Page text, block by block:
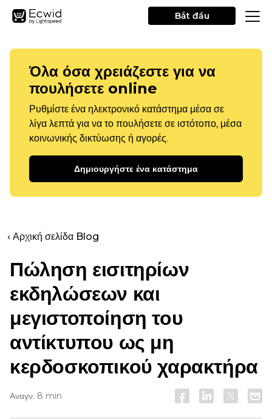
Bắt đầu
Όλα όσα χρειάζεστε για να
πουλήσετε online
Ρυθμίστε ένα ηλεκτρονικό κατάστημα μέσα σε
λίγα λεπτά για να το πουλήσετε σε ιστότοπο, μέσα
κοινωνικής δικτύωσης ή αγορές.
Δημιουργήστε ένα κατάστημα
‹ Αρχική σελίδα Blog
Πώληση εισιτηρίων
εκδηλώσεων και
μεγιστοποίηση του
αντίκτυπου ως μη
κερδοσκοπικού χαρακτήρα
Αναγν. 8 min